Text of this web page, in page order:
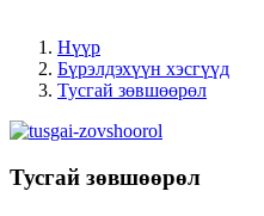
Нүүр
Бүрэлдэхүүн хэсгүүд
Тусгай зөвшөөрөл
Тусгай зөвшөөрөл